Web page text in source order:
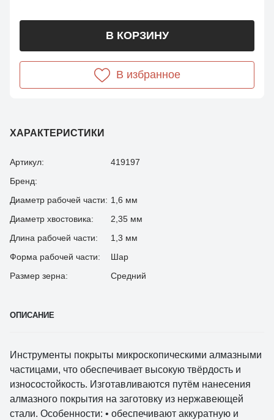
ХАРАКТЕРИСТИКИ
Артикул:
419197
Бренд:
Диаметр рабочей части: 1,6 мм
Диаметр хвостовика:
2,35 мм
Длина рабочей части:
1,3 мм
Форма рабочей части:
Шар
Размер зерна:
Средний
В КОРЗИНУ
В избранное
ОПИСАНИЕ
Инструменты покрыты микроскопическими алмазными
частицами, что обеспечивает высокую твёрдость и
износостойкость. Изготавливаются путём нанесения
алмазного покрытия на заготовку из нержавеющей
стали. Особенности: • обеспечивают аккуратную и